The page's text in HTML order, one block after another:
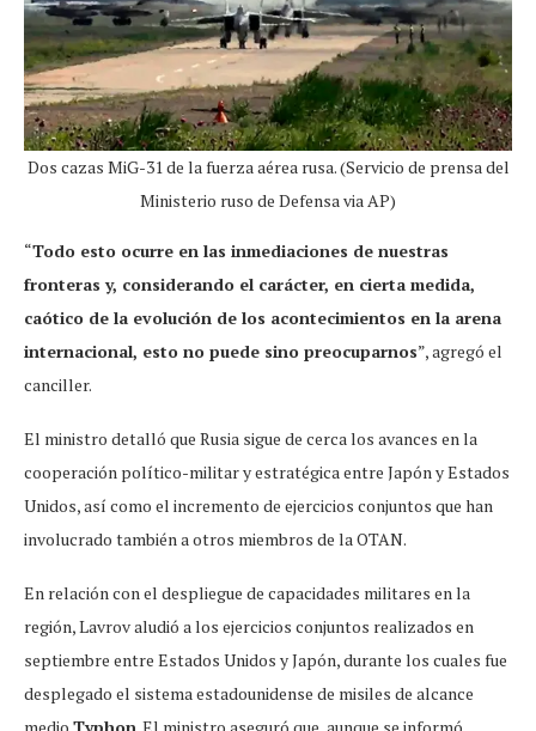
Dos cazas MiG-31 de la fuerza aérea rusa. (Servicio de prensa del
Ministerio ruso de Defensa via AP)
“Todo esto ocurre en las inmediaciones de nuestras
fronteras y, considerando el carácter, en cierta medida,
caótico de la evolución de los acontecimientos en la arena
internacional, esto no puede sino preocuparnos”, agregó el
canciller.
El ministro detalló que Rusia sigue de cerca los avances en la
cooperación político-militar y estratégica entre Japón y Estados
Unidos, así como el incremento de ejercicios conjuntos que han
involucrado también a otros miembros de la OTAN.
En relación con el despliegue de capacidades militares en la
región, Lavrov aludió a los ejercicios conjuntos realizados en
septiembre entre Estados Unidos y Japón, durante los cuales fue
desplegado el sistema estadounidense de misiles de alcance
medio Typhon . El ministro aseguró que, aunque se informó